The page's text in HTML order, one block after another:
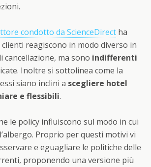
condotto da ScienceDirect ha
reagiscono in modo diverso in
cancellazione, ma sono indifferenti
Inoltre si sottolinea come la
siano inclini a scegliere hotel
e flessibili.
le policy influiscono sul modo in cui
Proprio per questi motivi vi
e eguagliare le politiche delle
proponendo una versione più